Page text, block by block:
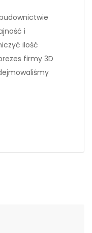
i
ilość
firmy 3D